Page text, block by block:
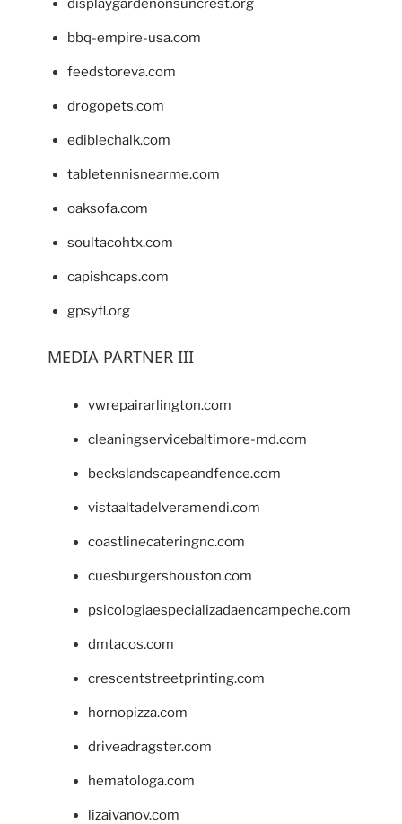
displaygardenonsuncrest.org
bbq-empire-usa.com
feedstoreva.com
drogopets.com
ediblechalk.com
tabletennisnearme.com
oaksofa.com
soultacohtx.com
capishcaps.com
gpsyfl.org
MEDIA PARTNER III
vwrepairarlington.com
cleaningservicebaltimore-md.com
beckslandscapeandfence.com
vistaaltadelveramendi.com
coastlinecateringnc.com
cuesburgershouston.com
psicologiaespecializadaencampeche.com
dmtacos.com
crescentstreetprinting.com
hornopizza.com
driveadragster.com
hematologa.com
lizaivanov.com